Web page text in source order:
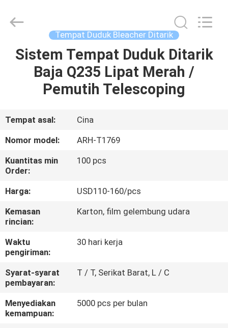
RUMAH
PRODUK
TENTANG
KAMI
TUR
PABRIK
KONTROL
KUALITAS
HUBUNGI
KAMI
BLOG
Commercial
Co.,Ltd.
Reserved.
Tempat Duduk Bleacher Ditarik
Sistem Tempat Duduk Ditarik
Baja Q235 Lipat Merah /
Pemutih Telescoping
Tempat asal:
Cina
Nomor model:
ARH-T1769
Kuantitas min
Order:
100 pcs
Harga:
USD110-160/pcs
Kemasan
rincian:
Karton, film gelembung udara
Waktu
pengiriman:
30 hari kerja
Syarat-syarat
pembayaran:
T / T, Serikat Barat, L / C
Menyediakan
kemampuan:
5000 pcs per bulan